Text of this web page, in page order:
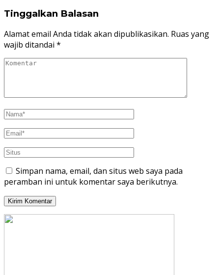
Tinggalkan Balasan
Alamat email Anda tidak akan dipublikasikan. Ruas yang
wajib ditandai *
Simpan nama, email, dan situs web saya pada
peramban ini untuk komentar saya berikutnya.